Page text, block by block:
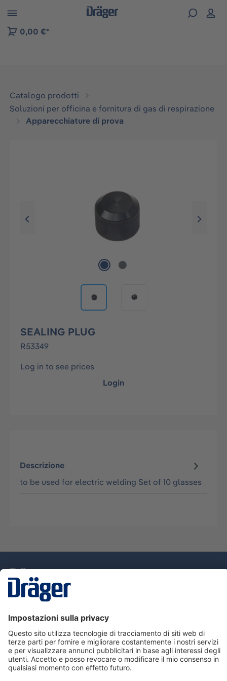
Skip to B2B platform navigation
0,00 €*
Catalogo prodotti
Soluzioni per officina e fornitura di gas di respirazione
Apparecchiature di prova
SEALING PLUG
R53349
Log in to see prices
Login
Descrizione
to be used for electric welding Set of 10 glasses
Assistenza
Informazioni su Dräger
Informazioni